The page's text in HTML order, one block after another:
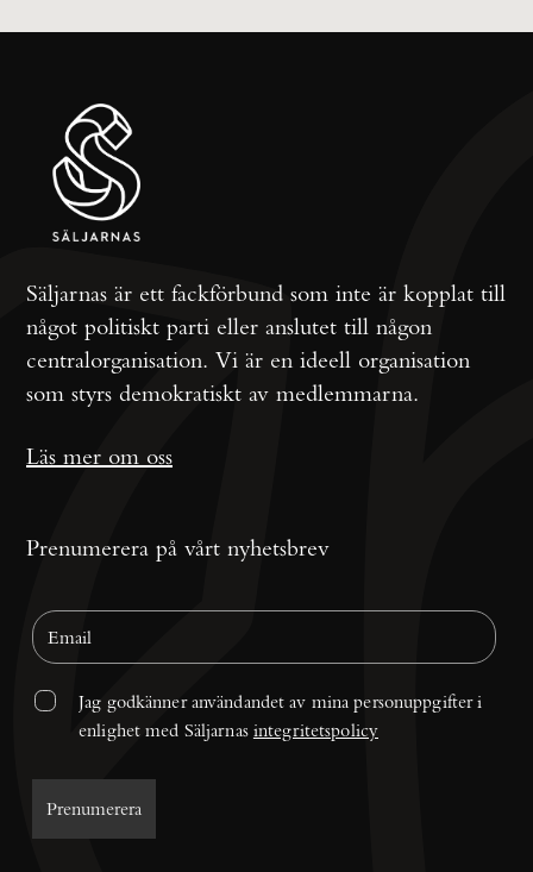
Säljarnas är ett fackförbund som inte är kopplat till
något politiskt parti eller anslutet till någon
centralorganisation. Vi är en ideell organisation
som styrs demokratiskt av medlemmarna.
Läs mer om oss
Prenumerera på vårt nyhetsbrev
Jag godkänner användandet av mina personuppgifter i
enlighet med Säljarnas integritetspolicy